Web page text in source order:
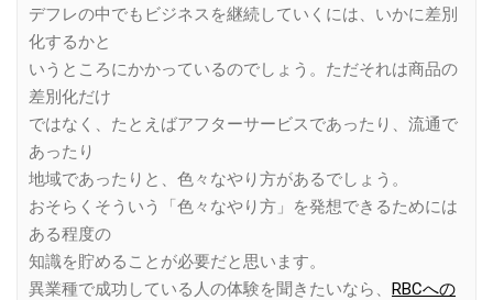
デフレの中でもビジネスを継続していくには、いかに差別
化するかと
いうところにかかっているのでしょう。ただそれは商品の
差別化だけ
ではなく、たとえばアフターサービスであったり、流通で
あったり
地域であったりと、色々なやり方があるでしょう。
おそらくそういう「色々なやり方」を発想できるためには
ある程度の
知識を貯めることが必要だと思います。
異業種で成功している人の体験を聞きたいなら、 RBCへの